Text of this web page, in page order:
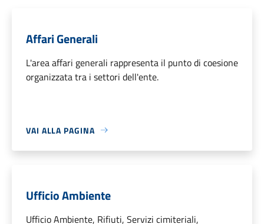
Affari Generali
L'area affari generali rappresenta il punto di coesione
organizzata tra i settori dell'ente.
VAI ALLA PAGINA
Ufficio Ambiente
Ufficio Ambiente, Rifiuti, Servizi cimiteriali,